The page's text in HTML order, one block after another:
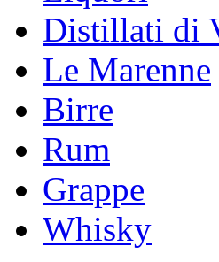
Distillati di
Le Marenne
Birre
Rum
Grappe
Whisky